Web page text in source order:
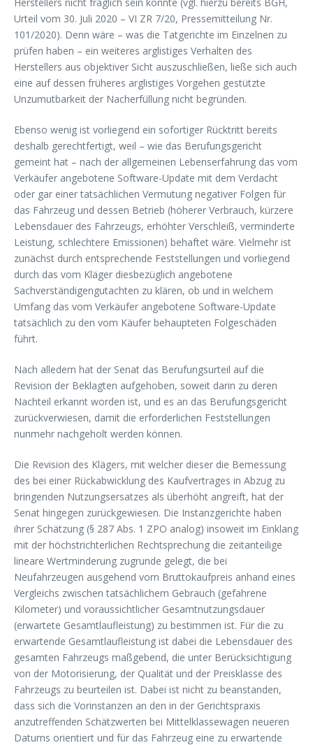
Urteil vom 30. Juli 2020 – VI ZR 7/20, Pressemitteilung Nr.
101/2020). Denn wäre – was die Tatgerichte im Einzelnen zu
prüfen haben – ein weiteres arglistiges Verhalten des
Herstellers aus objektiver Sicht auszuschließen, ließe sich auch
eine auf dessen früheres arglistiges Vorgehen gestützte
Unzumutbarkeit der Nacherfüllung nicht begründen.
Ebenso wenig ist vorliegend ein sofortiger Rücktritt bereits
deshalb gerechtfertigt, weil – wie das Berufungsgericht
gemeint hat – nach der allgemeinen Lebenserfahrung das vom
Verkäufer angebotene Software-Update mit dem Verdacht
oder gar einer tatsächlichen Vermutung negativer Folgen für
das Fahrzeug und dessen Betrieb (höherer Verbrauch, kürzere
Lebensdauer des Fahrzeugs, erhöhter Verschleiß, verminderte
Leistung, schlechtere Emissionen) behaftet wäre. Vielmehr ist
zunächst durch entsprechende Feststellungen und vorliegend
durch das vom Kläger diesbezüglich angebotene
Sachverständigengutachten zu klären, ob und in welchem
Umfang das vom Verkäufer angebotene Software-Update
tatsächlich zu den vom Käufer behaupteten Folgeschäden
führt.
Nach alledem hat der Senat das Berufungsurteil auf die
Revision der Beklagten aufgehoben, soweit darin zu deren
Nachteil erkannt worden ist, und es an das Berufungsgericht
zurückverwiesen, damit die erforderlichen Feststellungen
nunmehr nachgeholt werden können.
Die Revision des Klägers, mit welcher dieser die Bemessung
des bei einer Rückabwicklung des Kaufvertrages in Abzug zu
bringenden Nutzungsersatzes als überhöht angreift, hat der
Senat hingegen zurückgewiesen. Die Instanzgerichte haben
ihrer Schätzung (§ 287 Abs. 1 ZPO analog) insoweit im Einklang
mit der höchstrichterlichen Rechtsprechung die zeitanteilige
lineare Wertminderung zugrunde gelegt, die bei
Neufahrzeugen ausgehend vom Bruttokaufpreis anhand eines
Vergleichs zwischen tatsächlichem Gebrauch (gefahrene
Kilometer) und voraussichtlicher Gesamtnutzungsdauer
(erwartete Gesamtlaufleistung) zu bestimmen ist. Für die zu
erwartende Gesamtlaufleistung ist dabei die Lebensdauer des
gesamten Fahrzeugs maßgebend, die unter Berücksichtigung
von der Motorisierung, der Qualität und der Preisklasse des
Fahrzeugs zu beurteilen ist. Dabei ist nicht zu beanstanden,
dass sich die Vorinstanzen an den in der Gerichtspraxis
anzutreffenden Schätzwerten bei Mittelklassewagen neueren
Datums orientiert und für das Fahrzeug eine zu erwartende